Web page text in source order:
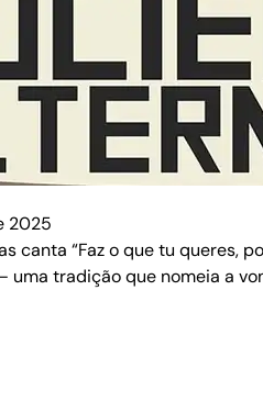
2025
canta “Faz o que tu
tradição que nomeia a